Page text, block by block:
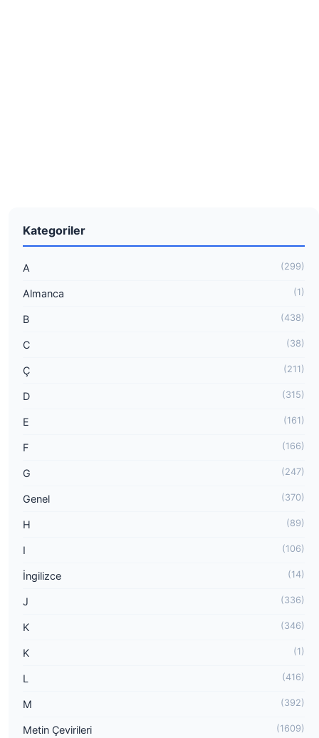
Kategoriler
A (299)
Almanca (1)
B (438)
C (38)
Ç (211)
D (315)
E (161)
F (166)
G (247)
Genel (370)
H (89)
I (106)
İngilizce (14)
J (336)
K (346)
K (1)
L (416)
M (392)
Metin Çevirileri (1609)